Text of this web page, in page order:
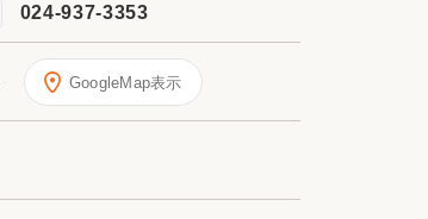
024-937-3353
GoogleMap表示